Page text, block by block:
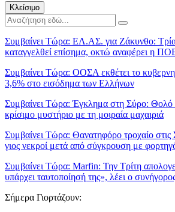
Κλείσιμο
Συμβαίνει Τώρα: ΕΛ.ΑΣ. για Ζάκυνθο: Τρία
καταγγελθεί επίσημα, οκτώ αναφέρει η
Συμβαίνει Τώρα: ΟΟΣΑ εκθέτει το
3,6% στο εισόδημα των Ελλήνων
Συμβαίνει Τώρα: Έγκλημα στη Σύρο: Θολό
κρίσιμο μυστήριο με τη μοιραία μαχαιριά
Συμβαίνει Τώρα: Θανατηφόρο τροχαίο
γιος νεκροί μετά από σύγκρουση με
Συμβαίνει Τώρα: Marfin: Την Τρίτη
υπάρχει ταυτοποίησή της», λέει ο
Σήμερα Γιορτάζουν: